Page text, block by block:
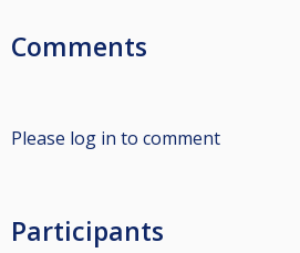
Comments
Please log in to comment
Participants